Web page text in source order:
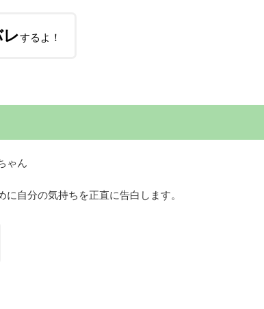
するよ！
ゃん
に自分の気持ちを正直に告白します。